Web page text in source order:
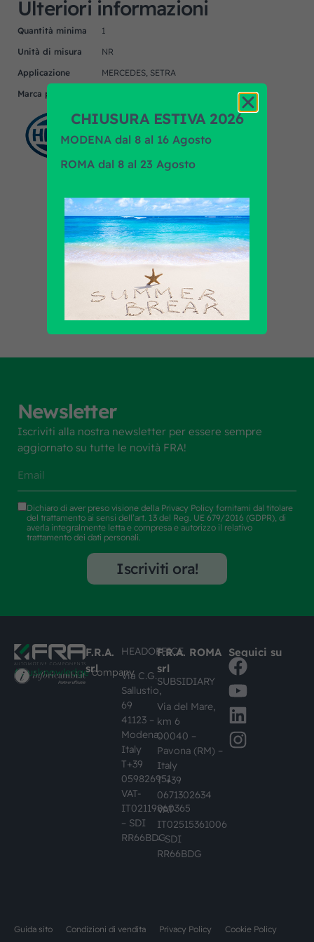
Ulteriori informazioni
Quantità minima
1
Unità di misura
NR
Applicazione
MERCEDES, SETRA
Marca prodotto
Scopri tutti i prodotti
Newsletter
Iscriviti alla nostra newsletter per essere sempre
aggiornato su tutte le novità FRA!
Dichiaro di aver preso visione della Privacy Policy fornitami dal titolare
del trattamento ai sensi dell’art. 13 del Reg. UE 679/2016 (GDPR), di
averla integralmente letta e compresa e autorizzo il relativo
trattamento dei dati personali.
Iscriviti ora!
#busknowledgecompany
F.R.A.
srl
HEADOFFICE
Via C.G.
Sallustio,
69
41123 –
Modena,
Italy
T+39
059826951
VAT-
IT02119860365
– SDI
RR66BDG
F.R.A. ROMA
srl
SUBSIDIARY
Via del Mare,
km 6
00040 –
Pavona (RM) –
Italy
T +39
0671302634
VAT-
IT02515361006
– SDI
RR66BDG
Seguici su
Guida sito Condizioni di vendita Privacy Policy Cookie Policy
CHIUSURA ESTIVA 2026
MODENA dal 8 al 16 Agosto
ROMA dal 8 al 23 Agosto